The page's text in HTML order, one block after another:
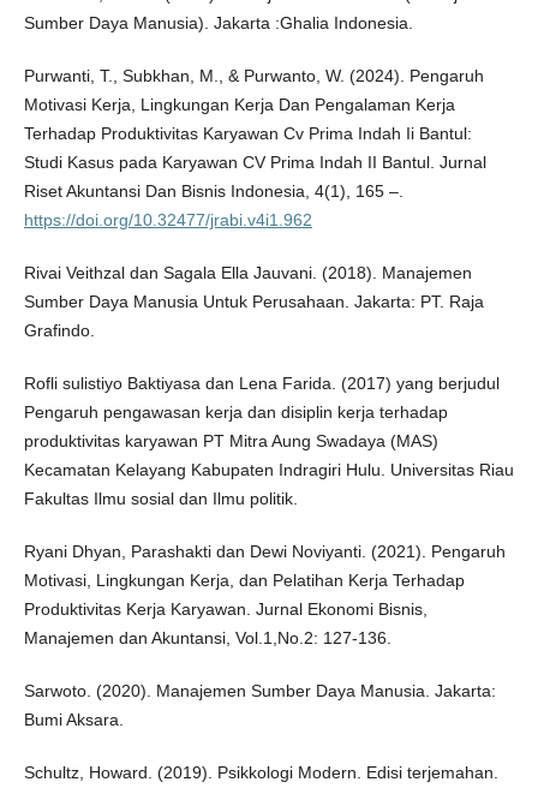
Sumber Daya Manusia). Jakarta :Ghalia Indonesia.
Purwanti, T., Subkhan, M., & Purwanto, W. (2024). Pengaruh
Motivasi Kerja, Lingkungan Kerja Dan Pengalaman Kerja
Terhadap Produktivitas Karyawan Cv Prima Indah Ii Bantul:
Studi Kasus pada Karyawan CV Prima Indah II Bantul. Jurnal
Riset Akuntansi Dan Bisnis Indonesia, 4(1), 165 –.
https://doi.org/10.32477/jrabi.v4i1.962
Rivai Veithzal dan Sagala Ella Jauvani. (2018). Manajemen
Sumber Daya Manusia Untuk Perusahaan. Jakarta: PT. Raja
Grafindo.
Rofli sulistiyo Baktiyasa dan Lena Farida. (2017) yang berjudul
Pengaruh pengawasan kerja dan disiplin kerja terhadap
produktivitas karyawan PT Mitra Aung Swadaya (MAS)
Kecamatan Kelayang Kabupaten Indragiri Hulu. Universitas Riau
Fakultas Ilmu sosial dan Ilmu politik.
Ryani Dhyan, Parashakti dan Dewi Noviyanti. (2021). Pengaruh
Motivasi, Lingkungan Kerja, dan Pelatihan Kerja Terhadap
Produktivitas Kerja Karyawan. Jurnal Ekonomi Bisnis,
Manajemen dan Akuntansi, Vol.1,No.2: 127-136.
Sarwoto. (2020). Manajemen Sumber Daya Manusia. Jakarta:
Bumi Aksara.
Schultz, Howard. (2019). Psikkologi Modern. Edisi terjemahan.